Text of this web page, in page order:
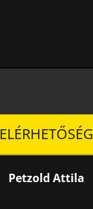
ELÉRHETŐSÉG
Petzold Attila